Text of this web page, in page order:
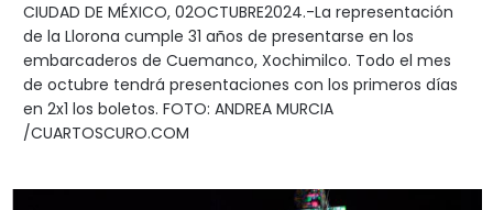
CIUDAD DE MÉXICO, 02OCTUBRE2024.-La representación
de la Llorona cumple 31 años de presentarse en los
embarcaderos de Cuemanco, Xochimilco. Todo el mes
de octubre tendrá presentaciones con los primeros días
en 2x1 los boletos. FOTO: ANDREA MURCIA
/CUARTOSCURO.COM